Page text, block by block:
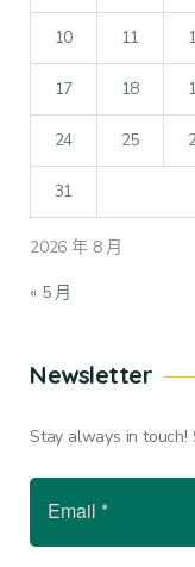
2026 年 8 月
10 11
17 18
24 25
31
« 5 月
Newsletter
Stay always in touch!